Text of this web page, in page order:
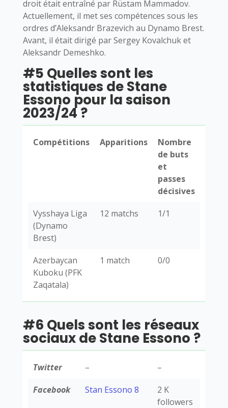
droit était entraîné par Rüstam Mammadov.
Actuellement, il met ses compétences sous les
ordres d’Aleksandr Brazevich au Dynamo Brest.
Avant, il était dirigé par Sergey Kovalchuk et
Aleksandr Demeshko.
#5 Quelles sont les
statistiques de Stane
Essono pour la saison
2023/24 ?
Compétitions Apparitions
Nombre
de buts
et
passes
décisives
Vysshaya Liga
(Dynamo
Brest)
12 matchs 1/1
Azerbaycan
Kuboku (PFK
Zaqatala)
1 match 0/0
#6 Quels sont les réseaux
sociaux de Stane Essono ?
Twitter –
–
Facebook
Stan Essono 8
2 K
followers